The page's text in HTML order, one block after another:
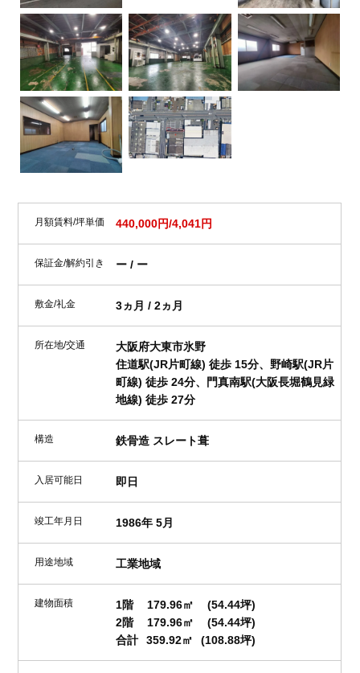
月額賃料/坪単価 440,000円/4,041円
保証金/解約引き ー / ー
敷金/礼金 3ヵ月 / 2ヵ月
所在地/交通
大阪府大東市氷野
住道駅(JR片町線) 徒歩 15分、野崎駅(JR片
町線) 徒歩 24分、門真南駅(大阪長堀鶴見緑
地線) 徒歩 27分
構造 鉄骨造 スレート葺
入居可能日 即日
竣工年月日 1986年 5月
用途地域 工業地域
建物面積 1階 179.96㎡
(54.44坪)
2階
179.96㎡
(54.44坪)
合計
359.92㎡ (108.88坪)